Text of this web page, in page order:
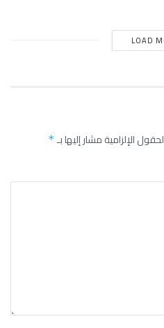
LOAD
الإلزامية مشار إليها بـ*